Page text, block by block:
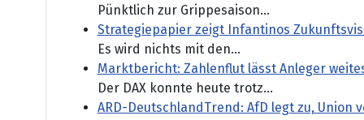
Pünktlich zur Grippesaison...
Strategiepapier zeigt Infantinos
Es wird nichts mit den...
Marktbericht: Zahlenflut lässt Anleger
Der DAX konnte heute trotz...
ARD-DeutschlandTrend: AfD legt zu, Union